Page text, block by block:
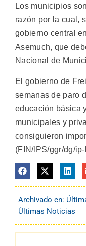
Los municipios
razón por la cual,
gobierno central
Asemuch, que
Nacional de
El gobierno de
semanas de paro
educación básica
municipales y
consiguieron
(FIN/IPS/ggr/dg/
Archivado en:
Últimas Noticias